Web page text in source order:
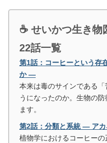
☕ せいかつ生き
22話一覧
第1話：コーヒーという存
か ―
本来は毒のサインである
うになったのか。生物の
ます。
第2話：分類と系統 ― ア
植物学におけるコーヒー